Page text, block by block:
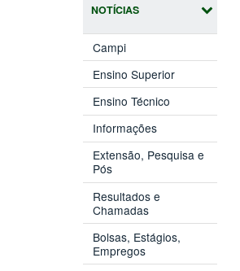
NOTÍCIAS
Campi
Ensino Superior
Ensino Técnico
Informações
Extensão, Pesquisa e
Pós
Resultados e
Chamadas
Bolsas, Estágios,
Empregos